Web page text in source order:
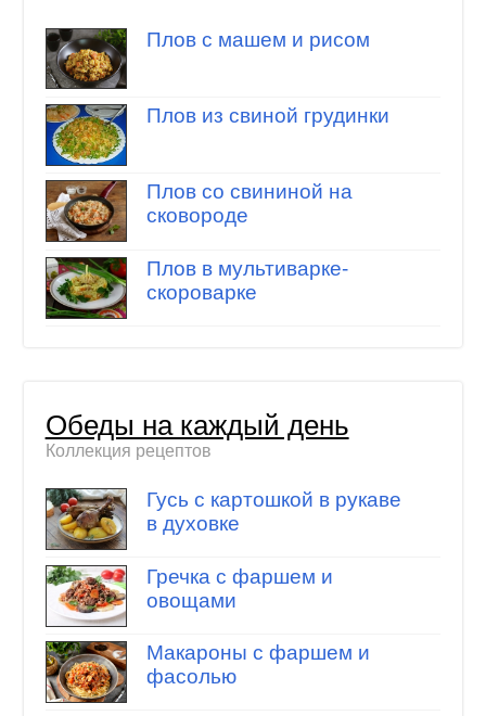
Плов с машем и рисом
Плов из свиной грудинки
Плов со свининой на
сковороде
Плов в мультиварке-
скороварке
Обеды на каждый день
Коллекция рецептов
Гусь с картошкой в рукаве
в духовке
Гречка с фаршем и
овощами
Макароны с фаршем и
фасолью